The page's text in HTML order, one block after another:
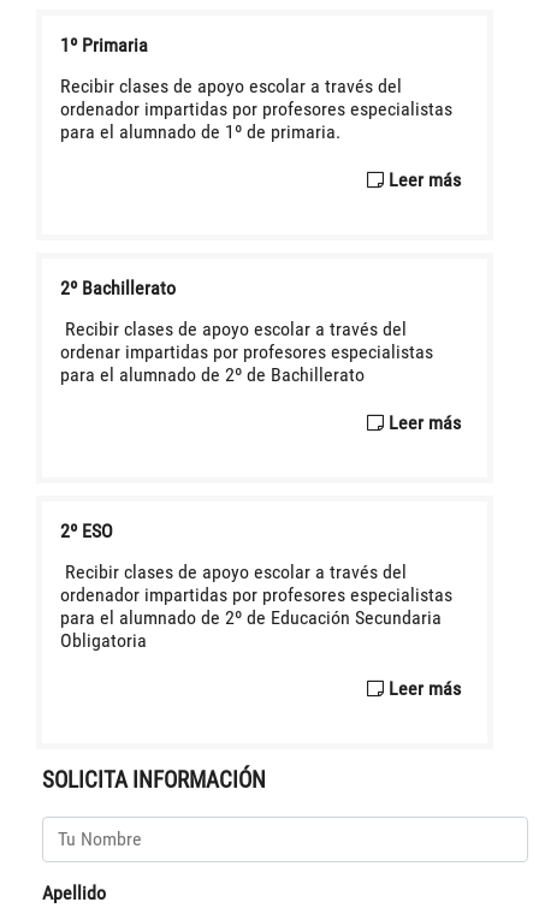
1º Primaria
Recibir clases de apoyo escolar a través del
ordenador impartidas por profesores especialistas
para el alumnado de 1º de primaria.
Leer más
2º Bachillerato
Recibir clases de apoyo escolar a través del
ordenar impartidas por profesores especialistas
para el alumnado de 2º de Bachillerato
Leer más
2º ESO
Recibir clases de apoyo escolar a través del
ordenador impartidas por profesores especialistas
para el alumnado de 2º de Educación Secundaria
Obligatoria
Leer más
SOLICITA INFORMACIÓN
Apellido